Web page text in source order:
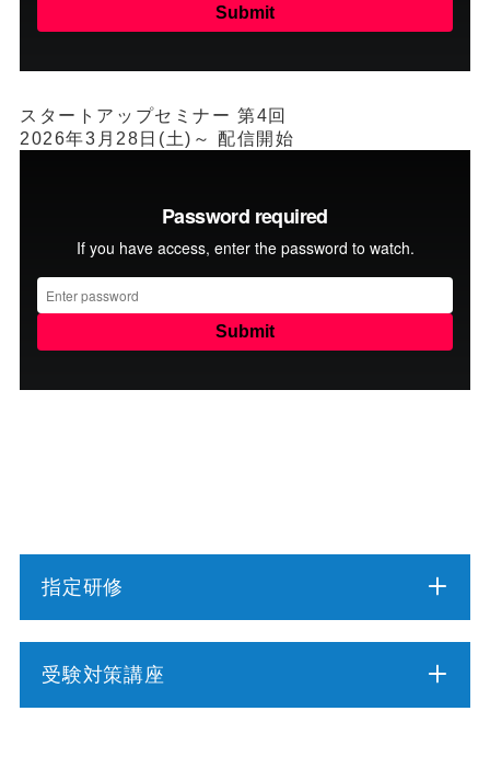
スタートアップセミナー 第4回
2026年3月28日(土)～ 配信開始
指定研修
受験対策講座